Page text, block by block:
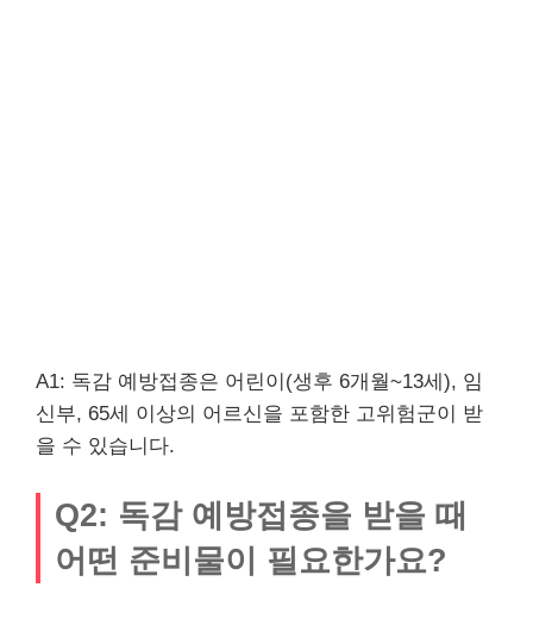
A1: 독감 예방접종은 어린이(생후 6개월~13세), 임
신부, 65세 이상의 어르신을 포함한 고위험군이 받
을 수 있습니다.
Q2: 독감 예방접종을 받을 때
어떤 준비물이 필요한가요?